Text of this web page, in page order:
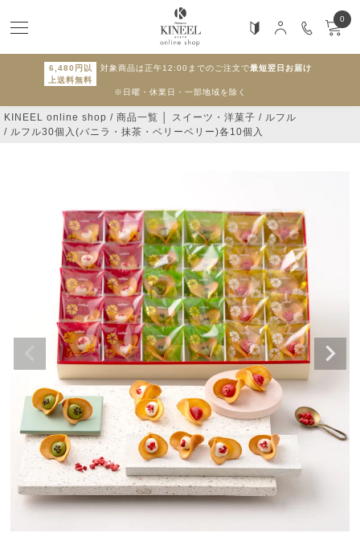
6,480円以
上送料無料
対象商品は正午12:00までのご注文で最短翌日お届け
※日曜・休業日・一部地域を除く
0
KINEEL online shop 商品一覧 │ スイーツ・洋菓子
ルフル
ルフル30個入(バニラ・抹茶・ベリーベリー)各10個入